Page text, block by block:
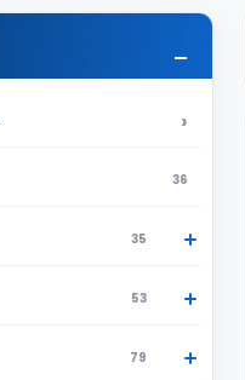
36
35
53
79